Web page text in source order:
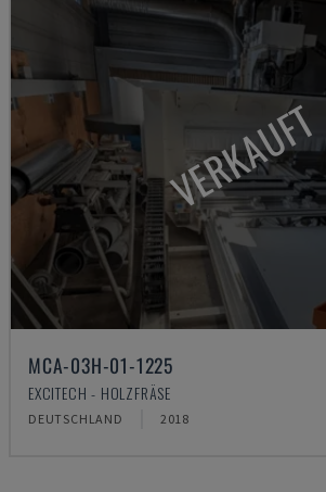
VERKAUFT
MCA-03H-01-1225
EXCITECH - HOLZFRÄSE
DEUTSCHLAND 2018